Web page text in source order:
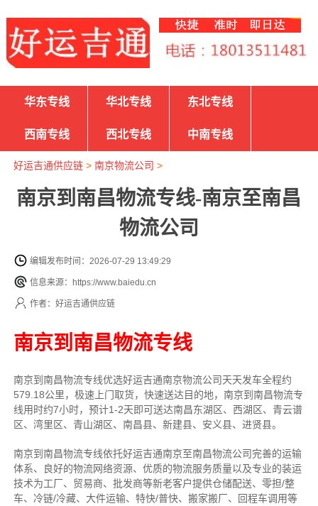
华东专线 华北专线 东北专线
西南专线 西北专线 中南专线
好运吉通供应链> 南京物流公司 >
南京到南昌物流专线-南京至南昌
物流公司
编辑发布时间：2026-07-29 13:49:29
信息来源：https://www.baiedu.cn
作者：好运吉通供应链
南京到南昌物流专线
南京到南昌物流专线优选好运吉通南京物流公司天天发车全程约
579.18公里， 极速上门取货，快速送达目的地，南京到南昌物流专
线用时约7小时，预计1-2天即可送达南昌东湖区、西湖区、青云谱
区、湾里区、青山湖区、南昌县、新建县、安义县、进贤县。
南京到南昌物流专线依托好运吉通南京至南昌物流公司完善的运输
体系、良好的物流网络资源、优质的物流服务质量以及专业的装运
技术为工厂、贸易商、批发商等新老客户提供仓储配送、零担/整
车、冷链/冷藏、大件运输、特快/普快、搬家搬厂、回程车调用等